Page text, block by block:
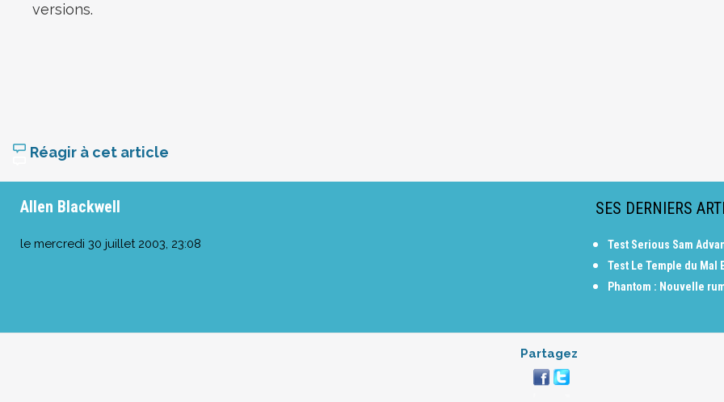
versions.
Réagir à cet article
Allen Blackwell
le mercredi 30 juillet 2003, 23:08
SES DERNIERS
Test Serious Sam
Test Le Temple du Mal
Phantom : Nouvelle
Partagez